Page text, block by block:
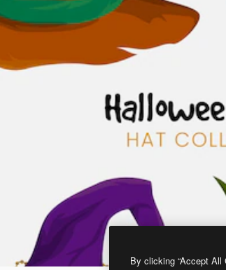
By clicking “Accept